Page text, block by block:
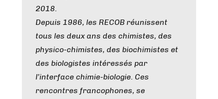
2018.
Depuis 1986, les RECOB réunissent
tous les deux ans des chimistes, des
physico-chimistes, des biochimistes et
des biologistes intéressés par
l’interface chimie-biologie. Ces
rencontres francophones, se